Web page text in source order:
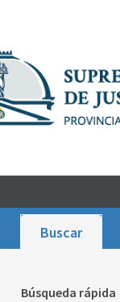
Buscar
Búsqueda rápida